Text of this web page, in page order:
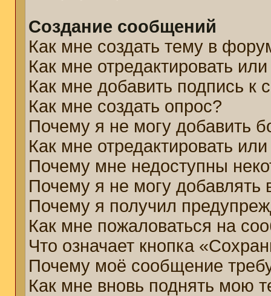
Создание сообщений
Как мне создать тему в
Как мне отредактировать
Как мне добавить подпись
Как мне создать опрос?
Почему я не могу добавить
Как мне отредактировать
Почему мне недоступны
Почему я не могу добавлять
Почему я получил
Как мне пожаловаться на
Что означает кнопка
Почему моё сообщение
Как мне вновь поднять мою